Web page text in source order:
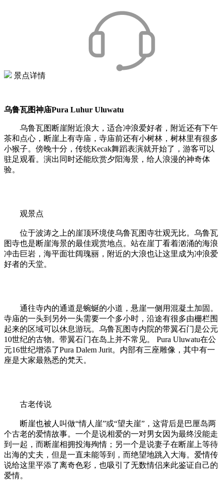
景点详情
乌鲁瓦图神庙Pura Luhur Uluwatu
乌鲁瓦图断崖附近浪大，适合冲浪爱好者，附近还有下午
茶和点心，断崖上有寺庙，寺庙前还有小树林，树林里有很多
小猴子。傍晚十分，传统Kecak舞蹈表演就开始了，游客可以
驻足观看。演出同时还能欣赏夕阳海景，给人浪漫的神奇体
验。
观景点
位于波涛之上的崖顶环境使乌鲁瓦图寺壮观无比。乌鲁瓦
图寺也是断崖海景的最佳观赏地点。站在崖丁看着汹涌的海浪
冲击巨岩，海平面壮阔瑰丽，附近的大浪也让这里成为冲浪爱
好者的天堂。
通往寺内的通道是蜿蜒的小道，悬崖一侧用混凝土加固。
寺庙的一头到另外一头需要一个多小时，沿途有很多由栅栏围
起来的区域可以休息游玩。乌鲁瓦图寺内院的带翼石门是公元
10世纪的古物。带翼石门在岛上并不常见。 Pura Uluwatu在公
元16世纪增添了Pura Dalem Jurit。内部有三座雕像，其中有一
座是大家最熟悉的梵天。
古老传说
断崖也被人叫做“情人崖”或“望夫崖”，这背后是巴厘岛两
个古老的爱情故事。一个是说相爱的一对男女因为最终没能走
到一起，而断崖相拥投海殉情；另一个是说妻子在断崖上等待
出海的丈夫，但是一直未能等到，而绝望地跳入大海。爱情传
说给这里平添了离奇色彩，也吸引了无数情侣来此鉴证自己的
爱情。